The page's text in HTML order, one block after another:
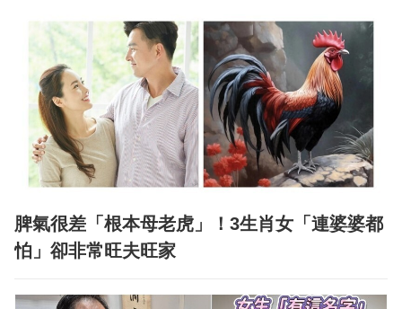
脾氣很差「根本母老虎」！3生肖女「連婆婆都
怕」卻非常旺夫旺家